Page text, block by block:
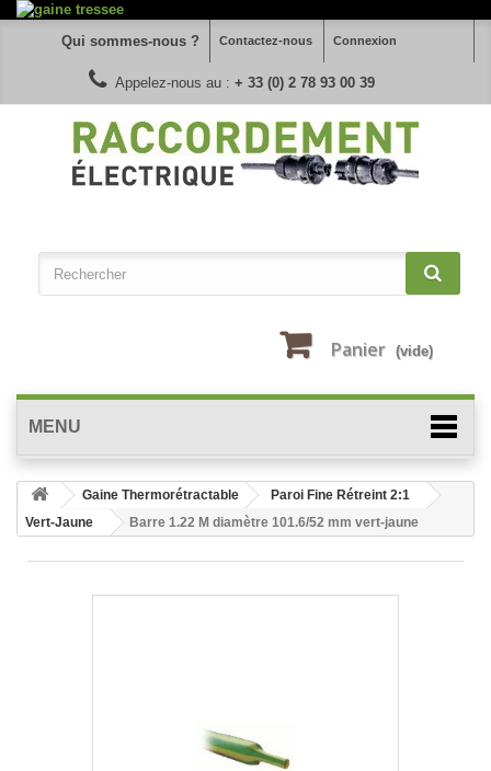
Connexion
Contactez-nous
Qui sommes-nous ?
Appelez-nous au : + 33 (0) 2 78 93 00 39
Panier (vide)
MENU
Gaine Thermorétractable
Paroi Fine Rétreint 2:1
Vert-Jaune
Barre 1.22 M diamètre 101.6/52 mm vert-jaune